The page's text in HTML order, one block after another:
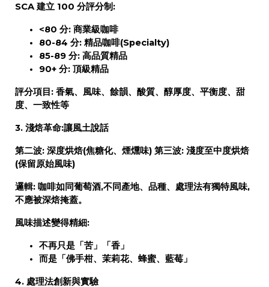
SCA 建立 100 分評分制:
<80 分: 商業級咖啡
80-84 分: 精品咖啡(Specialty)
85-89 分: 高品質精品
90+ 分: 頂級精品
評分項目: 香氣、風味、餘韻、酸質、醇厚度、平衡度、甜
度、一致性等
3. 淺焙革命:讓風土說話
第二波: 深度烘焙(焦糖化、煙燻味) 第三波: 淺度至中度烘焙
(保留原始風味)
邏輯: 咖啡如同葡萄酒,不同產地、品種、處理法有獨特風味,
不應被深焙掩蓋。
風味描述變得精細:
不再只是「苦」「香」
而是「佛手柑、茉莉花、蜂蜜、藍莓」
4. 處理法創新與實驗